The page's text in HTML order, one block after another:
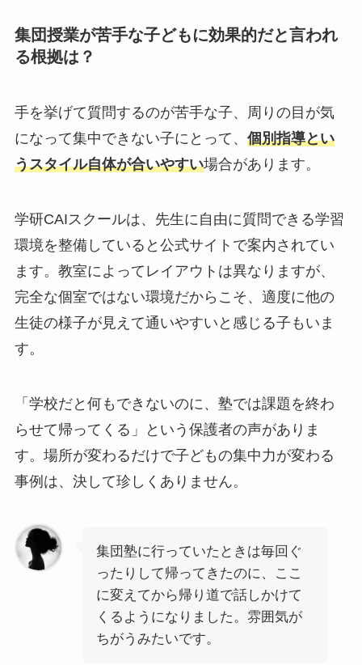
集団授業が苦手な子どもに効果的だと言われ
る根拠は？
手を挙げて質問するのが苦手な子、周りの目が気
になって集中できない子にとって、 個別指導とい
うスタイル自体が合いやすい場合があります。
学研CAIスクールは、先生に自由に質問できる学習
環境を整備していると公式サイトで案内されてい
ます。教室によってレイアウトは異なりますが、
完全な個室ではない環境だからこそ、適度に他の
生徒の様子が見えて通いやすいと感じる子もいま
す。
「学校だと何もできないのに、塾では課題を終わ
らせて帰ってくる」という保護者の声がありま
す。場所が変わるだけで子どもの集中力が変わる
事例は、決して珍しくありません。
集団塾に行っていたときは毎回ぐ
ったりして帰ってきたのに、ここ
に変えてから帰り道で話しかけて
くるようになりました。雰囲気が
ちがうみたいです。